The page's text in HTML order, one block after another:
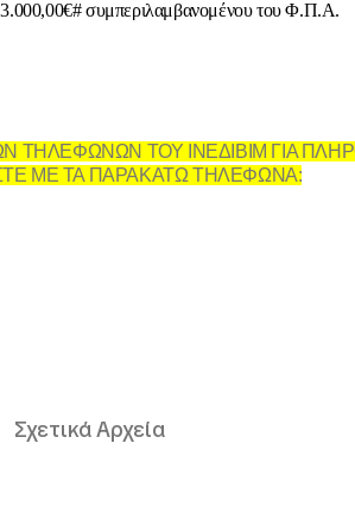
συμπεριλαμβανομένου του Φ.Π.Α.
ΤΗΛΕΦΩΝΩΝ ΤΟΥ ΙΝΕΔΙΒΙΜ ΓΙΑ
ΜΕ ΤΑ ΠΑΡΑΚΑΤΩ ΤΗΛΕΦΩΝΑ:
Σχετικά Αρχεία